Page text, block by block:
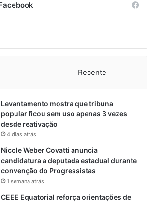
Recente
Levantamento mostra que tribuna
popular ficou sem uso apenas 3 vezes
desde reativação
4 dias atrás
Nicole Weber Covatti anuncia
candidatura a deputada estadual durante
convenção do Progressistas
1 semana atrás
CEEE Equatorial reforça orientações de